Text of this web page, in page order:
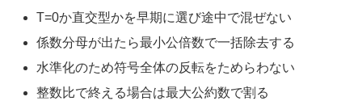
T=0か直交型かを早期に選び途中で混ぜない
係数分母が出たら最小公倍数で一括除去する
水準化のため符号全体の反転をためらわない
整数比で終える場合は最大公約数で割る